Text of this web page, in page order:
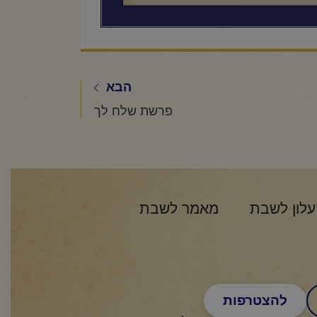
הבא
פרשת שלח לך
עלון לשבת מאמר לשבת